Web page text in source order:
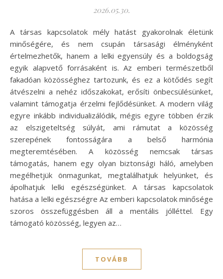
2026.05.30.
A társas kapcsolatok mély hatást gyakorolnak életünk
minőségére, és nem csupán társasági élményként
értelmezhetők, hanem a lelki egyensúly és a boldogság
egyik alapvető forrásaként is. Az emberi természetből
fakadóan közösséghez tartozunk, és ez a kötődés segít
átvészelni a nehéz időszakokat, erősíti önbecsülésünket,
valamint támogatja érzelmi fejlődésünket. A modern világ
egyre inkább individualizálódik, mégis egyre többen érzik
az elszigeteltség súlyát, ami rámutat a közösség
szerepének fontosságára a belső harmónia
megteremtésében. A közösség nemcsak társas
támogatás, hanem egy olyan biztonsági háló, amelyben
megélhetjük önmagunkat, megtalálhatjuk helyünket, és
ápolhatjuk lelki egészségünket. A társas kapcsolatok
hatása a lelki egészségre Az emberi kapcsolatok minősége
szoros összefüggésben áll a mentális jólléttel. Egy
támogató közösség, legyen az…
TOVÁBB